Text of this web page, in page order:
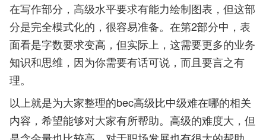
在写作部分，高级水平要求有能力绘制图表，但这部
分是完全模式化的，很容易准备。在第2部分中，表
面看是字数要求变高，但实际上，这需要更多的业务
知识和思维，因为你需要有话可说，而且要言之有
理。
以上就是为大家整理的bec高级比中级难在哪的相关
内容，希望能够对大家有所帮助。高级的难度大，但